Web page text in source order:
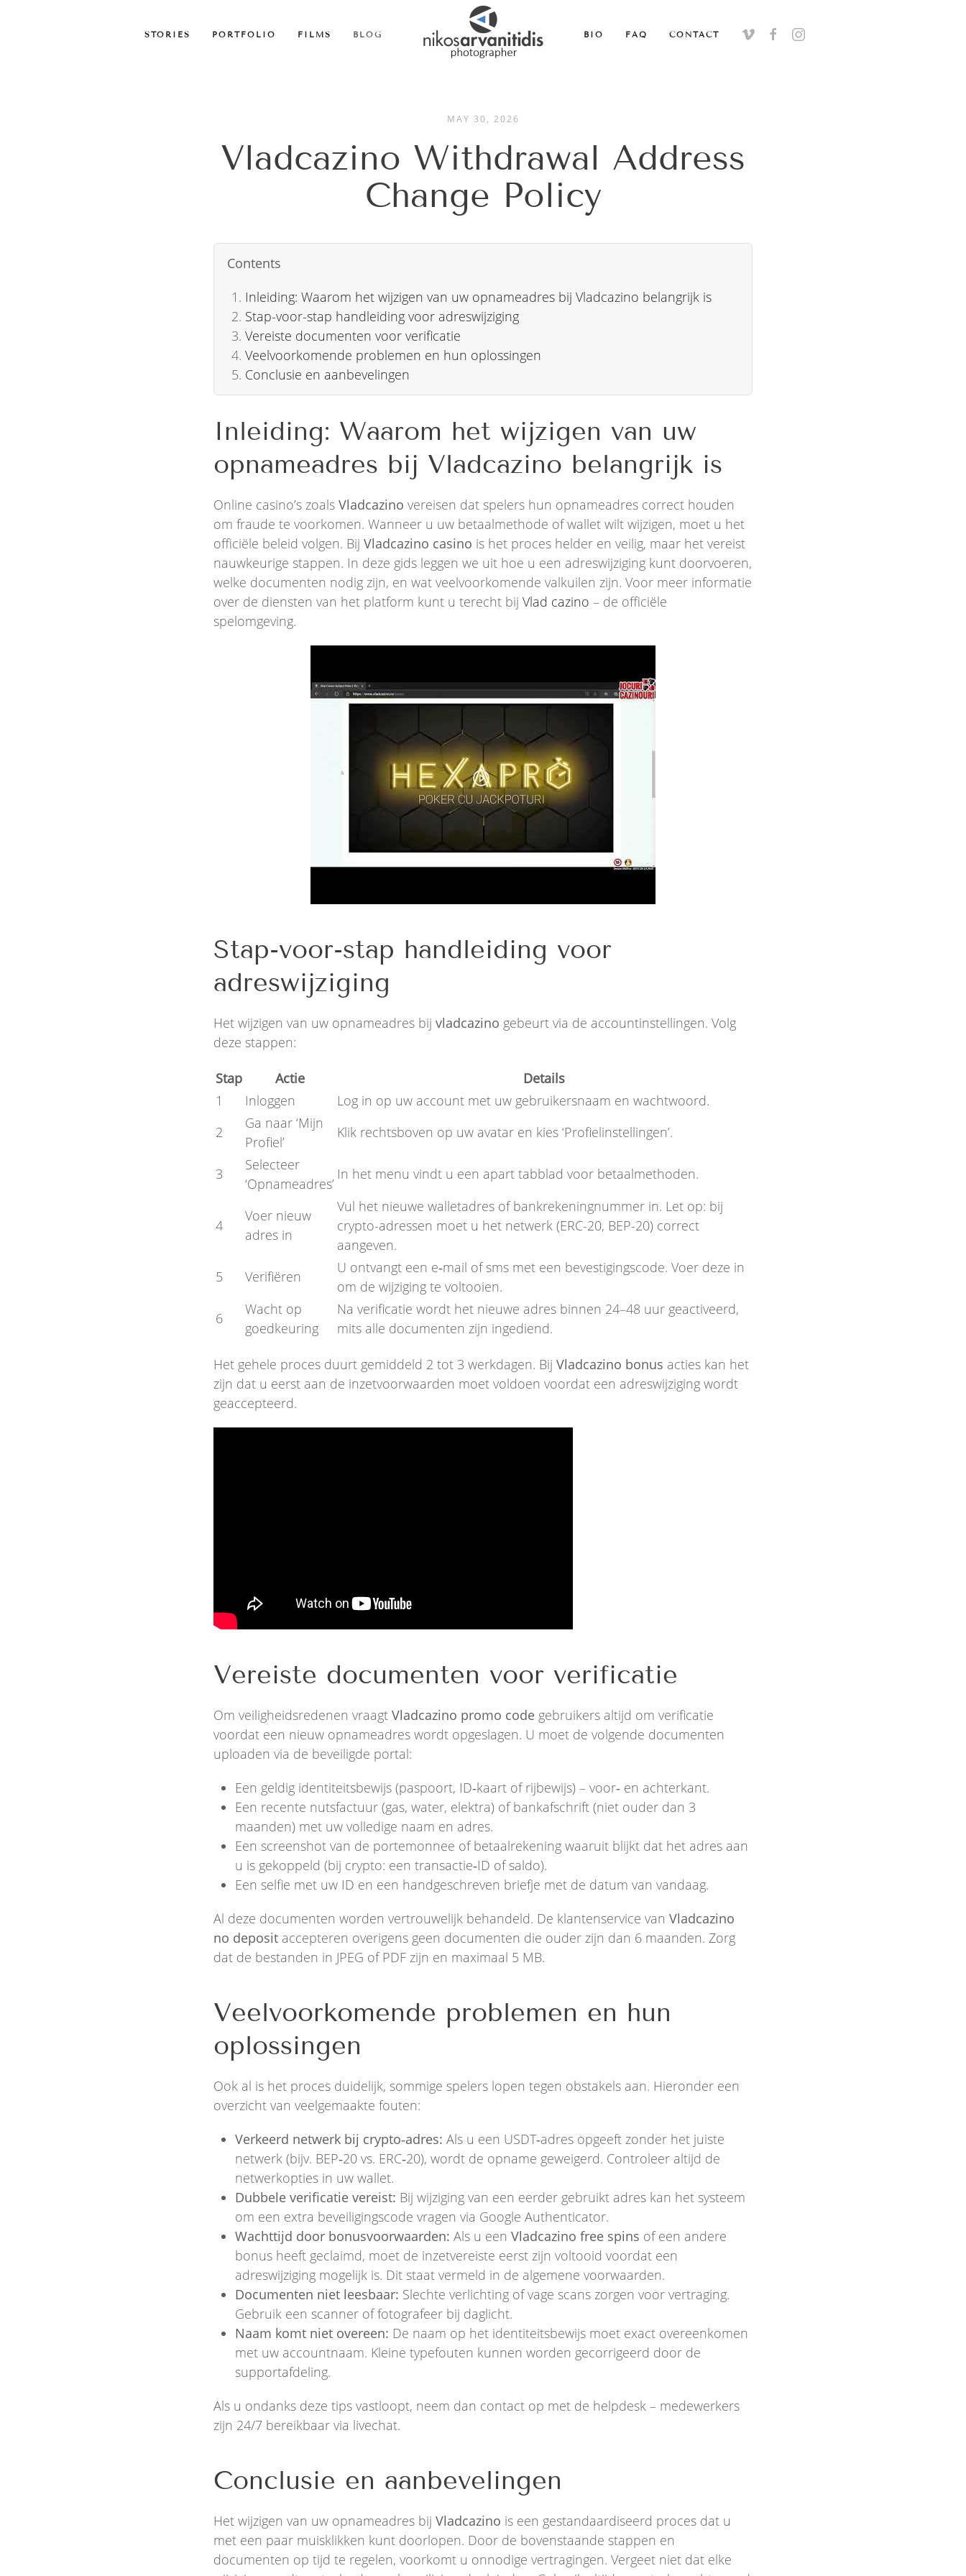
STORIES PORTFOLIO FILMS BLOG BIO FAQ CONTACT
MAY 30, 2026
Vladcazino Withdrawal Address
Change Policy
Contents
Inleiding: Waarom het wijzigen van uw opnameadres bij Vladcazino belangrijk is
Stap-voor-stap handleiding voor adreswijziging
Vereiste documenten voor verificatie
Veelvoorkomende problemen en hun oplossingen
Conclusie en aanbevelingen
Inleiding: Waarom het wijzigen van uw
opnameadres bij Vladcazino belangrijk is
Online casino’s zoals Vladcazino vereisen dat spelers hun opnameadres correct houden
om fraude te voorkomen. Wanneer u uw betaalmethode of wallet wilt wijzigen, moet u het
officiële beleid volgen. Bij Vladcazino casino is het proces helder en veilig, maar het vereist
nauwkeurige stappen. In deze gids leggen we uit hoe u een adreswijziging kunt doorvoeren,
welke documenten nodig zijn, en wat veelvoorkomende valkuilen zijn. Voor meer informatie
over de diensten van het platform kunt u terecht bij Vlad cazino – de officiële
spelomgeving.
Stap-voor-stap handleiding voor
adreswijziging
Het wijzigen van uw opnameadres bij vladcazino gebeurt via de accountinstellingen. Volg
deze stappen:
Stap Actie
Details
1
Inloggen
Log in op uw account met uw gebruikersnaam en wachtwoord.
2
Ga naar ‘Mijn
Profiel’
Klik rechtsboven op uw avatar en kies ‘Profielinstellingen’.
3
Selecteer
‘Opnameadres’
In het menu vindt u een apart tabblad voor betaalmethoden.
4
Voer nieuw
adres in
Vul het nieuwe walletadres of bankrekeningnummer in. Let op: bij
crypto-adressen moet u het netwerk (ERC-20, BEP-20) correct
aangeven.
5
Verifiëren
U ontvangt een e‑mail of sms met een bevestigingscode. Voer deze in
om de wijziging te voltooien.
6
Wacht op
goedkeuring
Na verificatie wordt het nieuwe adres binnen 24–48 uur geactiveerd,
mits alle documenten zijn ingediend.
Het gehele proces duurt gemiddeld 2 tot 3 werkdagen. Bij Vladcazino bonus acties kan het
zijn dat u eerst aan de inzetvoorwaarden moet voldoen voordat een adreswijziging wordt
geaccepteerd.
Vereiste documenten voor verificatie
Om veiligheidsredenen vraagt Vladcazino promo code gebruikers altijd om verificatie
voordat een nieuw opnameadres wordt opgeslagen. U moet de volgende documenten
uploaden via de beveiligde portal:
Een geldig identiteitsbewijs (paspoort, ID‑kaart of rijbewijs) – voor‑ en achterkant.
Een recente nutsfactuur (gas, water, elektra) of bankafschrift (niet ouder dan 3
maanden) met uw volledige naam en adres.
Een screenshot van de portemonnee of betaalrekening waaruit blijkt dat het adres aan
u is gekoppeld (bij crypto: een transactie‑ID of saldo).
Een selfie met uw ID en een handgeschreven briefje met de datum van vandaag.
Al deze documenten worden vertrouwelijk behandeld. De klantenservice van Vladcazino
no deposit accepteren overigens geen documenten die ouder zijn dan 6 maanden. Zorg
dat de bestanden in JPEG of PDF zijn en maximaal 5 MB.
Veelvoorkomende problemen en hun
oplossingen
Ook al is het proces duidelijk, sommige spelers lopen tegen obstakels aan. Hieronder een
overzicht van veelgemaakte fouten:
Verkeerd netwerk bij crypto‑adres: Als u een USDT‑adres opgeeft zonder het juiste
netwerk (bijv. BEP‑20 vs. ERC‑20), wordt de opname geweigerd. Controleer altijd de
netwerkopties in uw wallet.
Dubbele verificatie vereist: Bij wijziging van een eerder gebruikt adres kan het systeem
om een extra beveiligingscode vragen via Google Authenticator.
Wachttijd door bonusvoorwaarden: Als u een Vladcazino free spins of een andere
bonus heeft geclaimd, moet de inzetvereiste eerst zijn voltooid voordat een
adreswijziging mogelijk is. Dit staat vermeld in de algemene voorwaarden.
Documenten niet leesbaar: Slechte verlichting of vage scans zorgen voor vertraging.
Gebruik een scanner of fotografeer bij daglicht.
Naam komt niet overeen: De naam op het identiteitsbewijs moet exact overeenkomen
met uw accountnaam. Kleine typefouten kunnen worden gecorrigeerd door de
supportafdeling.
Als u ondanks deze tips vastloopt, neem dan contact op met de helpdesk – medewerkers
zijn 24/7 bereikbaar via livechat.
Conclusie en aanbevelingen
Het wijzigen van uw opnameadres bij Vladcazino is een gestandaardiseerd proces dat u
met een paar muisklikken kunt doorlopen. Door de bovenstaande stappen en
documenten op tijd te regelen, voorkomt u onnodige vertragingen. Vergeet niet dat elke